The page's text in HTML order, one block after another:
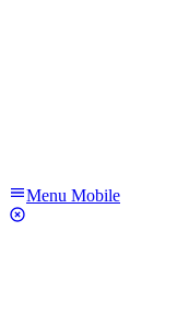
Menu Mobile